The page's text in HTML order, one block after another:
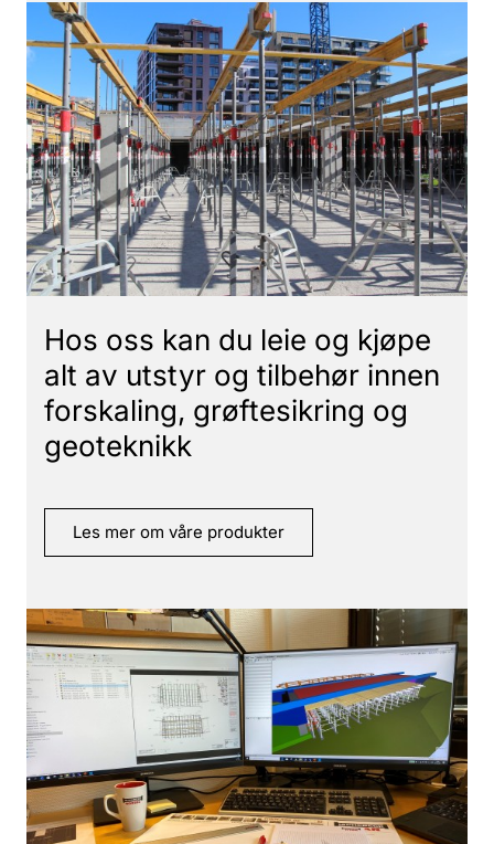
Hos oss kan du leie og kjøpe
alt av utstyr og tilbehør innen
forskaling, grøftesikring og
geoteknikk
Les mer om våre produkter